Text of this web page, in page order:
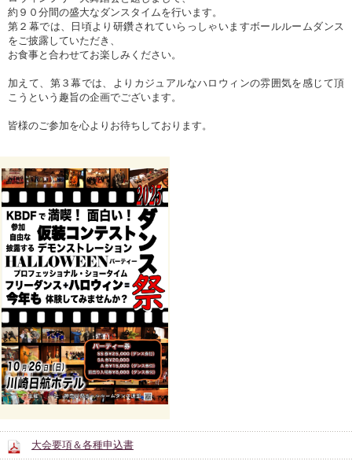
約９０分間の盛大なダンスタイムを行います。
第２幕では、日頃より研鑽されていらっしゃいますボールルームダンス
をご披露していただき、
お食事と合わせてお楽しみください。
加えて、第３幕では、よりカジュアルなハロウィンの雰囲気を感じて頂
こうという趣旨の企画でございます。
皆様のご参加を心よりお待ちしております。
大会要項＆各種申込書